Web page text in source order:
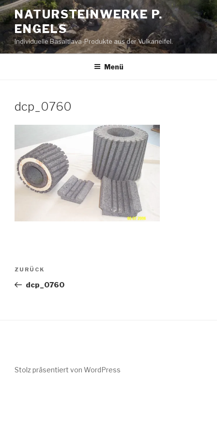
Zum
Inhalt
springen
NATURSTEINWERKE P.
ENGELS
Individuelle Basaltlava-Produkte aus der Vulkaneifel.
Menü
dcp_0760
Beitragsnavigation
Vorheriger
Beitrag
ZURÜCK
dcp_0760
Stolz präsentiert von WordPress